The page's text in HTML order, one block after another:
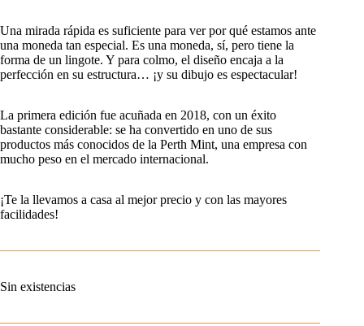
Una mirada rápida es suficiente para ver por qué estamos ante
una moneda tan especial. Es una moneda, sí, pero tiene la
forma de un lingote. Y para colmo, el diseño encaja a la
perfección en su estructura… ¡y su dibujo es espectacular!
La primera edición fue acuñada en 2018, con un éxito
bastante considerable: se ha convertido en uno de sus
productos más conocidos de la Perth Mint, una empresa con
mucho peso en el mercado internacional.
¡Te la llevamos a casa al mejor precio y con las mayores
facilidades!
Sin existencias